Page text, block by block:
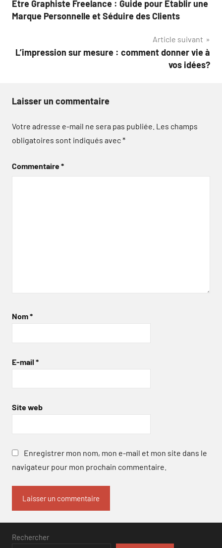
de
Être Graphiste Freelance : Guide pour Établir une
Marque Personnelle et Séduire des Clients
Article suivant
L’impression sur mesure : comment donner vie à
vos idées?
Laisser un commentaire
Votre adresse e-mail ne sera pas publiée. Les champs
obligatoires sont indiqués avec*
Commentaire*
Nom*
E-mail *
Site web
Enregistrer mon nom, mon e-mail et mon site dans le
navigateur pour mon prochain commentaire.
Rechercher